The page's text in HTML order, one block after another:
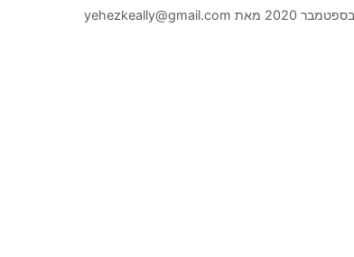
מאת yehezkeally@gmail.com